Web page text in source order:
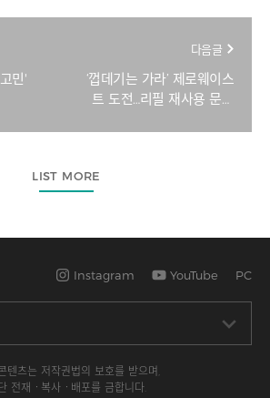
민'
다음글
‘껍데기는 가라’ 제로웨이스
트 도전…리필 재사용 문화
LIST MORE
Instagram YouTube PC
텐츠는 저작권법의 보호를 받으며,
전재ㆍ복사ㆍ배포를 금합니다.